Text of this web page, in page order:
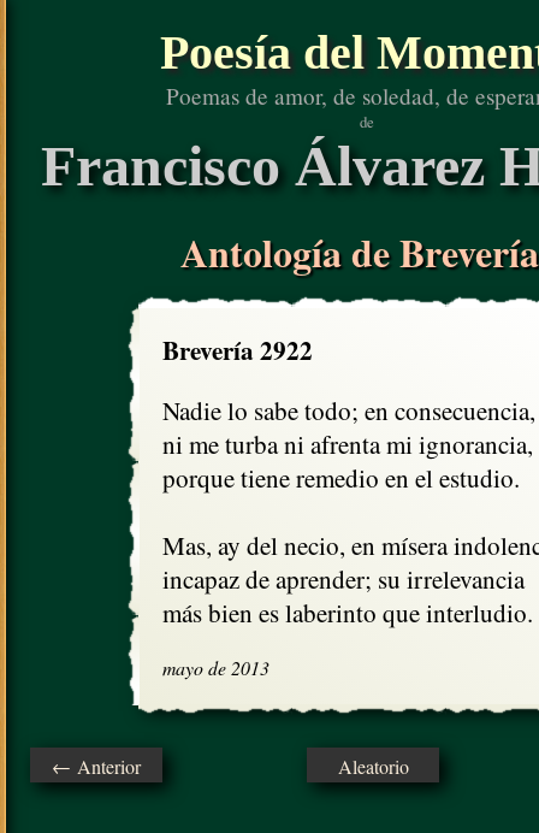
Poesía del
Poemas de amor, de soledad, de
de
Francisco Álvarez
Antología de
Brevería 2922
Nadie lo sabe todo; en consecuencia,
ni me turba ni afrenta mi ignorancia,
porque tiene remedio en el estudio.
Mas, ay del necio, en mísera
incapaz de aprender; su irrelevancia
más bien es laberinto que interludio.
mayo de 2013
← Anterior Aleatorio